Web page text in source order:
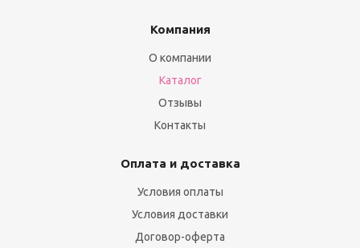
Компания
О компании
Каталог
Отзывы
Контакты
Оплата и доставка
Условия оплаты
Условия доставки
Договор-оферта